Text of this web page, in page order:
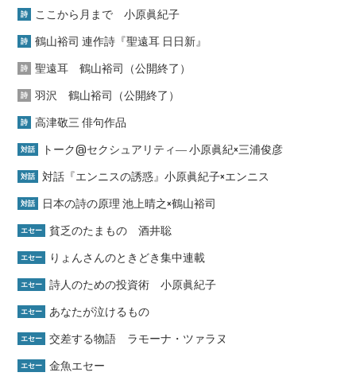
詩 ここから月まで 小原眞紀子
詩 鶴山裕司 連作詩『聖遠耳 日日新』
詩 聖遠耳 鶴山裕司（公開終了）
詩 羽沢 鶴山裕司（公開終了）
詩 高津敬三 俳句作品
対話 トーク@セクシュアリティ― 小原眞紀×三浦俊彦
対話 対話『エンニスの誘惑』小原眞紀子×エンニス
対話 日本の詩の原理 池上晴之×鶴山裕司
エセー 貧乏のたまもの 酒井聡
エセー りょんさんのときどき集中連載
エセー 詩人のための投資術 小原眞紀子
エセー あなたが泣けるもの
エセー 交差する物語 ラモーナ・ツァラヌ
エセー 金魚エセー